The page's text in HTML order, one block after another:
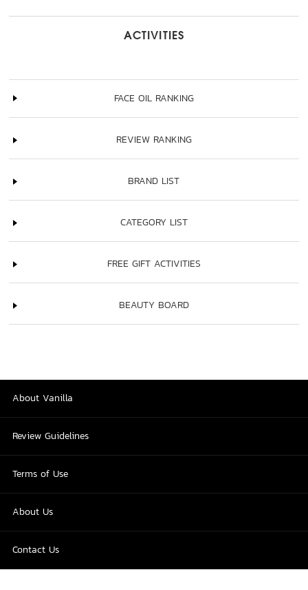
ACTIVITIES
FACE OIL RANKING
REVIEW RANKING
BRAND LIST
CATEGORY LIST
FREE GIFT ACTIVITIES
BEAUTY BOARD
About Vanilla
Review Guidelines
Terms of Use
About Us
Contact Us